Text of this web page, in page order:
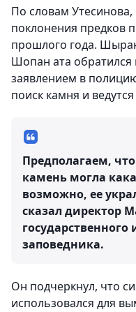
По словам
поклонения предков
прошлого года.
Шопан ата обратился
заявлением в
поиск камня и
Предполагаем,
камень могла
возможно, ее
сказал директор
государственного
заповедника.
Он подчеркнул, что
использовался для